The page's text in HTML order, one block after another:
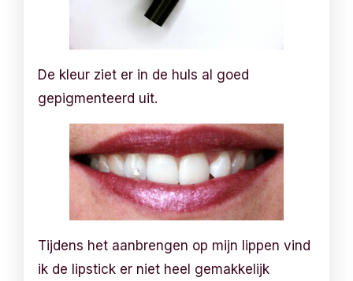
De kleur ziet er in de huls al goed
gepigmenteerd uit.
Tijdens het aanbrengen op mijn lippen vind
ik de lipstick er niet heel gemakkelijk